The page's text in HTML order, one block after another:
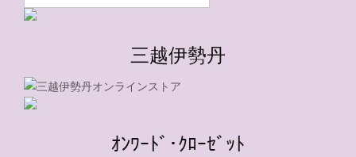
三越伊勢丹
ｵﾝﾜｰﾄﾞ･ｸﾛｰｾﾞｯﾄ